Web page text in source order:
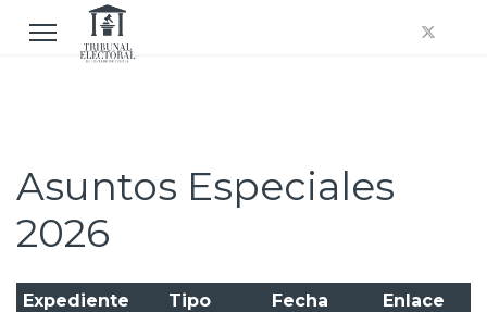
Asuntos Especiales
2026
Expediente Tipo Fecha
Enlace